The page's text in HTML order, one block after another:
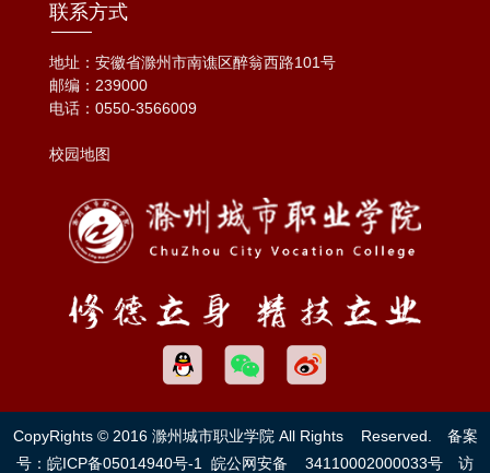
联系方式
地址：安徽省滁州市南谯区醉翁西路101号
邮编：239000
电话： 0550-3566009
校园地图
CopyRights © 2016 滁州城市职业学院 All Rights Reserved. 备案
号： 皖ICP备05014940号-1 皖公网安备 34110002000033号 访